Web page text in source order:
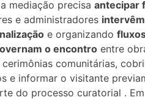
mediação precisa antecipar
e administradores
e organizando
o encontro entre
comunitárias,
e informar o visitante
do processo curatorial .